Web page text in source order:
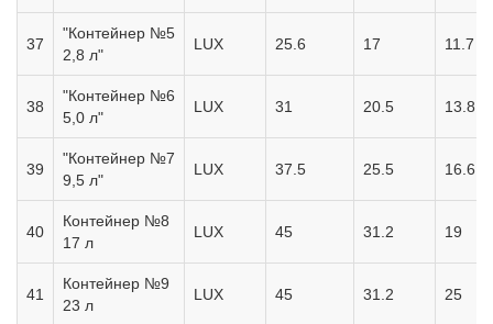
37
"Контейнер №5
2,8 л"
LUX 25.6 17 11.7
38
"Контейнер №6
5,0 л"
LUX 31 20.5 13.8
39
"Контейнер №7
9,5 л"
LUX 37.5 25.5 16.6
40
Контейнер №8
17 л
LUX 45 31.2 19
41
Контейнер №9
23 л
LUX 45 31.2 25